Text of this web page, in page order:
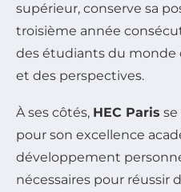
supérieur, conserve sa
troisième année
des étudiants du monde
et des perspectives.
À ses côtés, HEC Paris
pour son excellence
développement
nécessaires pour réussir